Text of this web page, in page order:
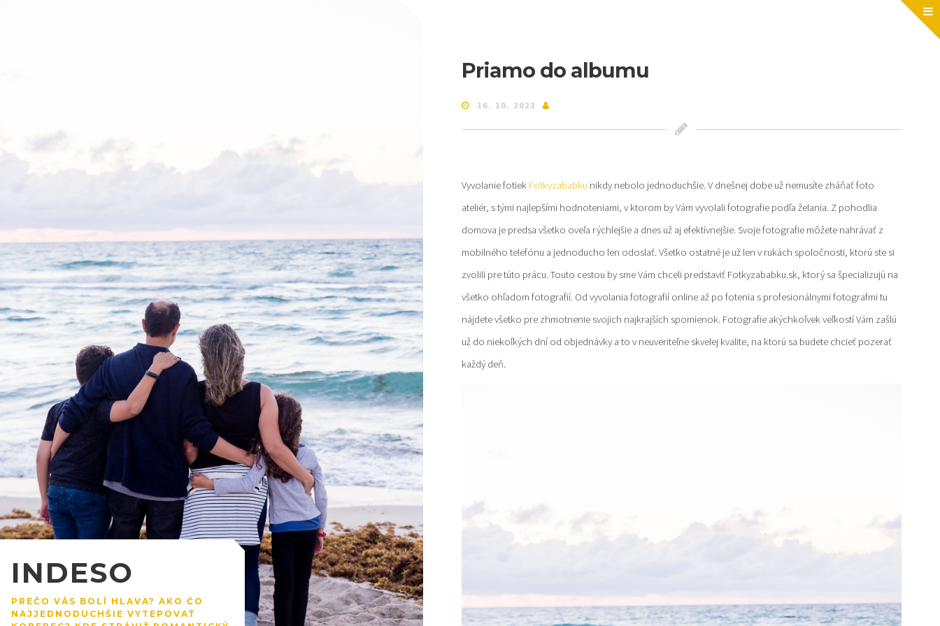
INDESO
PREČO VÁS BOLÍ HLAVA? AKO ČO
NAJJEDNODUCHŠIE VYTEPOVAŤ
Priamo do albumu
16. 10. 2023
Vyvolanie fotiek Fotkyzababku nikdy nebolo jednoduchšie. V dnešnej dobe už nemusíte zháňať foto
ateliér, s tými najlepšími hodnoteniami, v ktorom by Vám vyvolali fotografie podľa želania. Z pohodlia
domova je predsa všetko oveľa rýchlejšie a dnes už aj efektívnejšie. Svoje fotografie môžete nahrávať z
mobilného telefónu a jednoducho len odoslať. Všetko ostatné je už len v rukách spoločnosti, ktorú ste si
zvolili pre túto prácu. Touto cestou by sme Vám chceli predstaviť Fotkyzababku.sk, ktorý sa špecializujú na
všetko ohľadom fotografií. Od vyvolania fotografií online až po fotenia s profesionálnymi fotografmi tu
nájdete všetko pre zhmotnenie svojich najkrajších spomienok. Fotografie akýchkoľvek veľkostí Vám zašlú
už do niekoľkých dní od objednávky a to v neuveriteľne skvelej kvalite, na ktorú sa budete chcieť pozerať
každý deň.